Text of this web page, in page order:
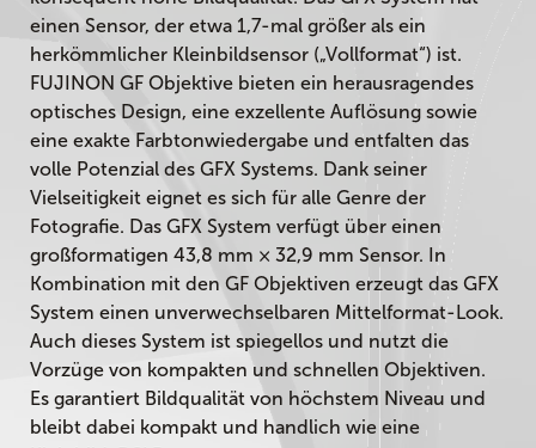
einen Sensor, der etwa 1,7-mal größer als ein
herkömmlicher Kleinbildsensor („Vollformat“) ist.
FUJINON GF Objektive bieten ein herausragendes
optisches Design, eine exzellente Auflösung sowie
eine exakte Farbtonwiedergabe und entfalten das
volle Potenzial des GFX Systems. Dank seiner
Vielseitigkeit eignet es sich für alle Genre der
Fotografie. Das GFX System verfügt über einen
großformatigen 43,8 mm × 32,9 mm Sensor. In
Kombination mit den GF Objektiven erzeugt das GFX
System einen unverwechselbaren Mittelformat-Look.
Auch dieses System ist spiegellos und nutzt die
Vorzüge von kompakten und schnellen Objektiven.
Es garantiert Bildqualität von höchstem Niveau und
bleibt dabei kompakt und handlich wie eine